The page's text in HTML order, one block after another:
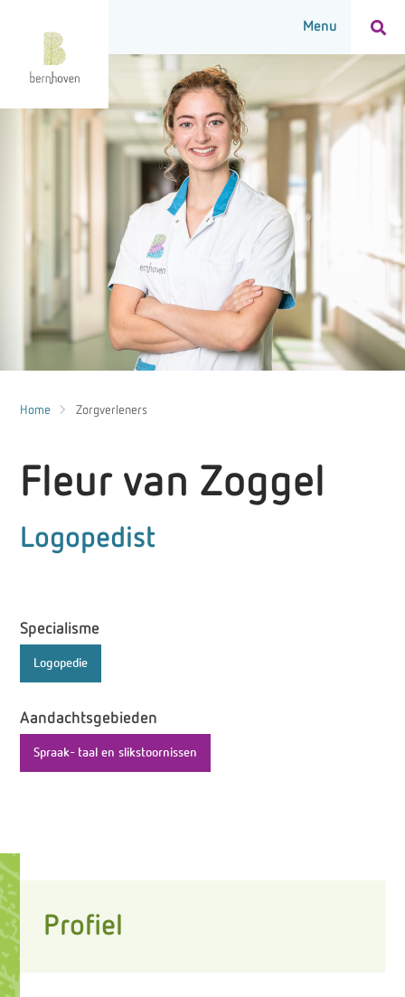
Home Zorgverleners
Fleur van Zoggel
Logopedist
Specialisme
Logopedie
Aandachtsgebieden
Spraak- taal en slikstoornissen
Profiel